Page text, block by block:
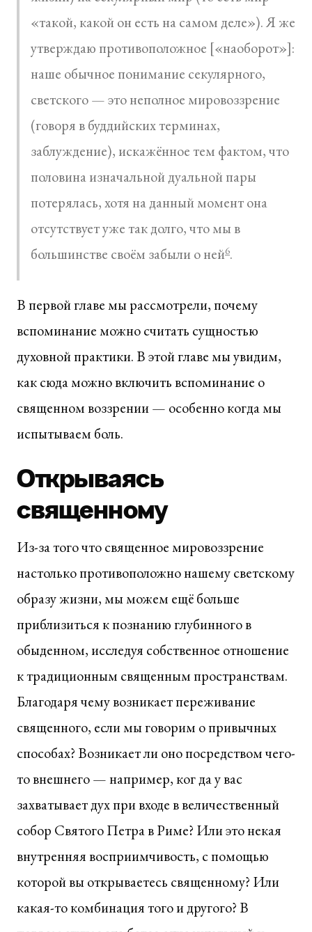
«такой, какой он есть на самом деле»). Я же
утверждаю противоположное [«наоборот»]:
наше обычное понимание секулярного,
светского — это неполное мировоззрение
(говоря в буддийских терминах,
заблуждение), искажённое тем фактом, что
половина изначальной дуальной пары
потерялась, хотя на данный момент она
отсутствует уже так долго, что мы в
большинстве своём забыли о ней6.
В первой главе мы рассмотрели, почему
вспоминание можно считать сущностью
духовной практики. В этой главе мы увидим,
как сюда можно включить вспоминание о
священном воззрении — особенно когда мы
испытываем боль.
Открываясь
священному
Из-за того что священное мировоззрение
настолько противоположно нашему светскому
образу жизни, мы можем ещё больше
приблизиться к познанию глубинного в
обыденном, исследуя собственное отношение
к традиционным священным пространствам.
Благодаря чему возникает переживание
священного, если мы говорим о привычных
способах? Возникает ли оно посредством чего-
то внешнего — например, ког да у вас
захватывает дух при входе в величественный
собор Святого Петра в Риме? Или это некая
внутренняя восприимчивость, с помощью
которой вы открываетесь священному? Или
какая-то комбинация того и другого? В